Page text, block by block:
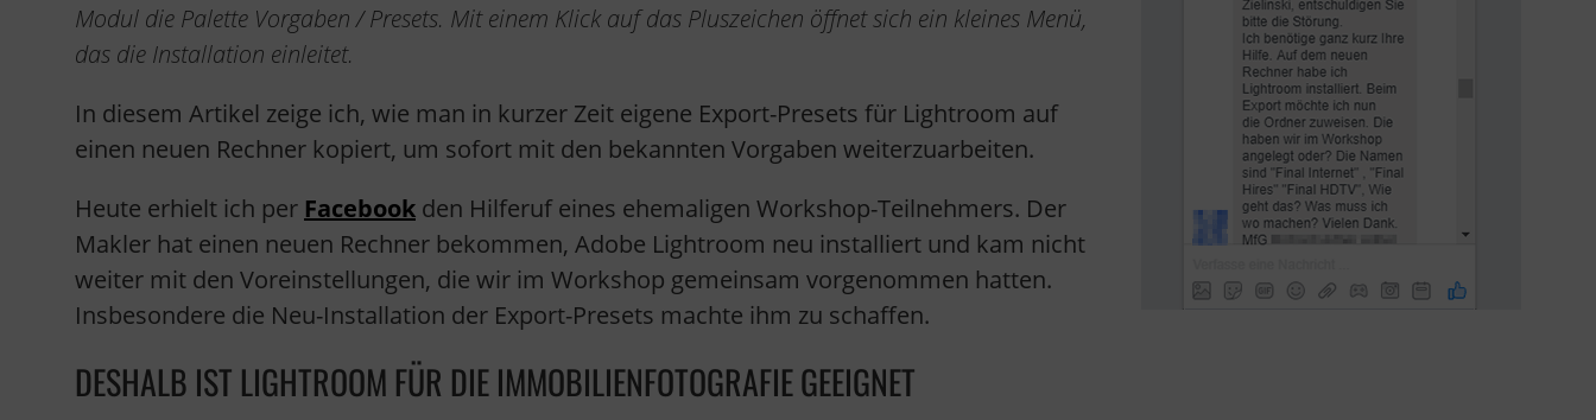
Modul die Palette Vorgaben / Presets. Mit einem Klick auf das Pluszeichen öffnet sich ein kleines Menü,
das die Installation einleitet.
In diesem Artikel zeige ich, wie man in kurzer Zeit eigene Export-Presets für Lightroom auf
einen neuen Rechner kopiert, um sofort mit den bekannten Vorgaben weiterzuarbeiten.
Heute erhielt ich per Facebook den Hilferuf eines ehemaligen Workshop-Teilnehmers. Der
Makler hat einen neuen Rechner bekommen, Adobe Lightroom neu installiert und kam nicht
weiter mit den Voreinstellungen, die wir im Workshop gemeinsam vorgenommen hatten.
Insbesondere die Neu-Installation der Export-Presets machte ihm zu schaffen.
DESHALB IST LIGHTROOM FÜR DIE IMMOBILIENFOTOGRAFIE GEEIGNET